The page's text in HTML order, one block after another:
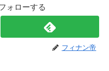
ォローする
フィナン帝